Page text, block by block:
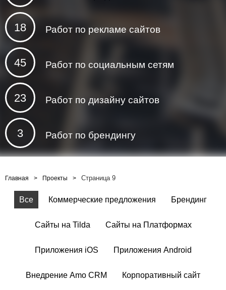
18 Работ по рекламе сайтов
45 Работ по социальным сетям
23 Работ по дизайну сайтов
3 Работ по брендингу
Главная Проекты Страница 9
Все Коммерческие предложения Брендинг
Сайты на Tilda Сайты на Платформах
Приложения iOS Приложения Android
Внедрение Amo CRM Корпоративный сайт